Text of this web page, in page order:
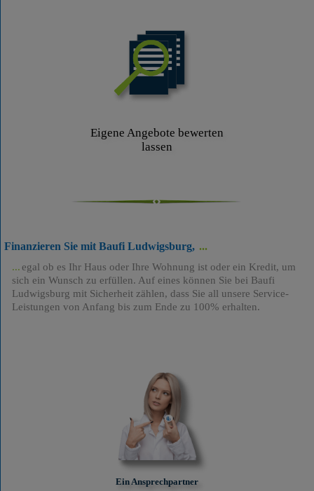
Eigene Angebote bewerten
lassen
Finanzieren Sie mit Baufi Ludwigsburg,
egal ob es Ihr Haus oder Ihre Wohnung ist oder ein Kredit, um
sich ein Wunsch zu erfüllen. Auf eines können Sie bei Baufi
Ludwigsburg mit Sicherheit zählen, dass Sie all unsere Service-
Leistungen von Anfang bis zum Ende zu 100% erhalten.
Ein Ansprechpartner